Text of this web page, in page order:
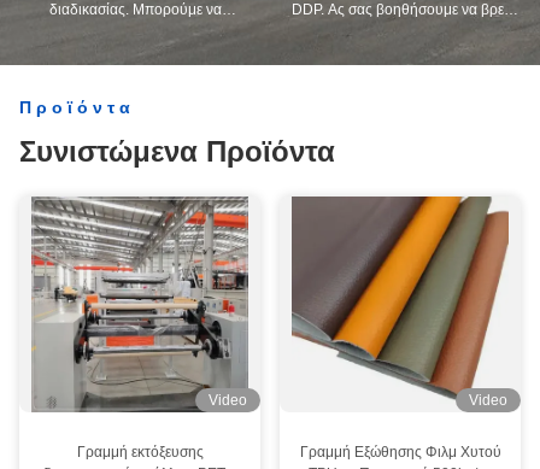
διαδικασίας. Μπορούμε να
κατασκευάσουμε όλα τα ηλεκτρικά
τερματικά πέρα από τη ζήτηση σας.
DDP. Ας σας βοηθήσουμε να βρείτε
την καλύτερη λύση για όλες τις
ανησυχίες σας.
Προϊόντα
Συνιστώμενα Προϊόντα
Video
Γραμμή εκτόξευσης
Video
Γραμμή Εξώθησης Φιλμ Χυτού